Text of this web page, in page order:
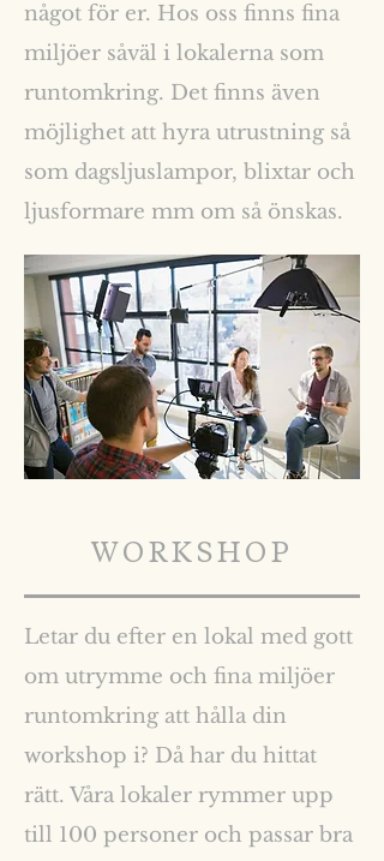
något för er. Hos oss finns fina
miljöer såväl i lokalerna som
runtomkring. Det finns även
möjlighet att hyra utrustning så
som dagsljuslampor, blixtar och
ljusformare mm om så önskas.
WORKSHOP
Letar du efter en lokal med gott
om utrymme och fina miljöer
runtomkring att hålla din
workshop i? Då har du hittat
rätt. Våra lokaler rymmer upp
till 100 personer och passar bra